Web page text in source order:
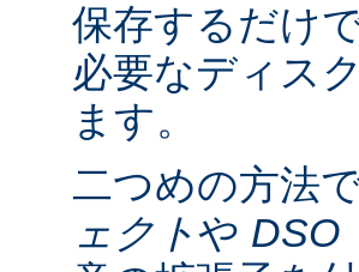
保存するだけ
必要なディス
ます。
二つめの方法
ェクトや DSO